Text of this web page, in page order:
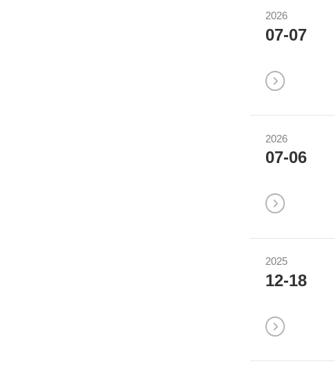
2026
07-07
2026
07-06
2025
12-18